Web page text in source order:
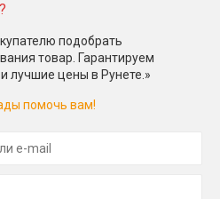
подобрать
товар. Гарантируем
лучшие цены в Рунете.»
помочь вам!